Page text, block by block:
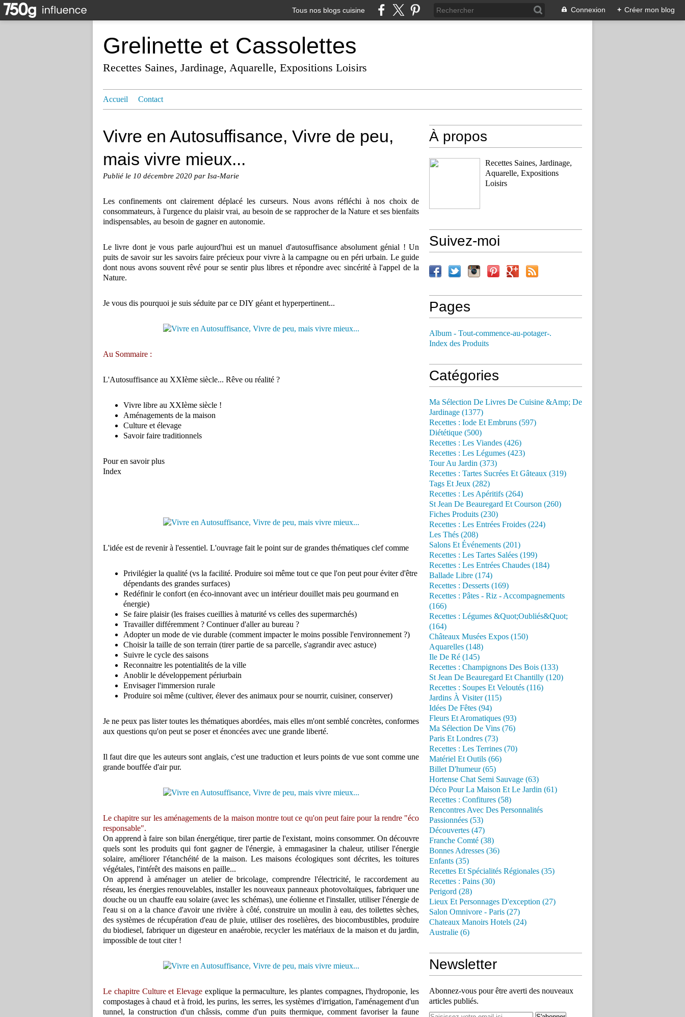
Tous nos blogs cuisine Connexion + Créer mon blog
Grelinette et Cassolettes
Recettes Saines, Jardinage, Aquarelle, Expositions Loisirs
Accueil Contact
Vivre en Autosuffisance, Vivre de peu,
mais vivre mieux...
Publié le 10 décembre 2020 par Isa-Marie
Les confinements ont clairement déplacé les curseurs. Nous avons réfléchi à nos choix de
consommateurs, à l'urgence du plaisir vrai, au besoin de se rapprocher de la Nature et ses bienfaits
indispensables, au besoin de gagner en autonomie.
Le livre dont je vous parle aujourd'hui est un manuel d'autosuffisance absolument génial ! Un
puits de savoir sur les savoirs faire précieux pour vivre à la campagne ou en péri urbain. Le guide
dont nous avons souvent rêvé pour se sentir plus libres et répondre avec sincérité à l'appel de la
Nature.
Je vous dis pourquoi je suis séduite par ce DIY géant et hyperpertinent...
Au Sommaire :
L'Autosuffisance au XXIème siècle... Rêve ou réalité ?
Vivre libre au XXIème siècle !
Aménagements de la maison
Culture et élevage
Savoir faire traditionnels
Pour en savoir plus
Index
L'idée est de revenir à l'essentiel. L'ouvrage fait le point sur de grandes thématiques clef comme
Privilégier la qualité (vs la facilité. Produire soi même tout ce que l'on peut pour éviter d'être
dépendants des grandes surfaces)
Redéfinir le confort (en éco-innovant avec un intérieur douillet mais peu gourmand en
énergie)
Se faire plaisir (les fraises cueillies à maturité vs celles des supermarchés)
Travailler différemment ? Continuer d'aller au bureau ?
Adopter un mode de vie durable (comment impacter le moins possible l'environnement ?)
Choisir la taille de son terrain (tirer partie de sa parcelle, s'agrandir avec astuce)
Suivre le cycle des saisons
Reconnaitre les potentialités de la ville
Anoblir le développement périurbain
Envisager l'immersion rurale
Produire soi même (cultiver, élever des animaux pour se nourrir, cuisiner, conserver)
Je ne peux pas lister toutes les thématiques abordées, mais elles m'ont semblé concrètes, conformes
aux questions qu'on peut se poser et énoncées avec une grande liberté.
Il faut dire que les auteurs sont anglais, c'est une traduction et leurs points de vue sont comme une
grande bouffée d'air pur.
Le chapitre sur les aménagements de la maison montre tout ce qu'on peut faire pour la rendre "éco
responsable".
On apprend à faire son bilan énergétique, tirer partie de l'existant, moins consommer. On découvre
quels sont les produits qui font gagner de l'énergie, à emmagasiner la chaleur, utiliser l'énergie
solaire, améliorer l'étanchéité de la maison. Les maisons écologiques sont décrites, les toitures
végétales, l'intérêt des maisons en paille...
On apprend à aménager un atelier de bricolage, comprendre l'électricité, le raccordement au
réseau, les énergies renouvelables, installer les nouveaux panneaux photovoltaïques, fabriquer une
douche ou un chauffe eau solaire (avec les schémas), une éolienne et l'installer, utiliser l'énergie de
l'eau si on a la chance d'avoir une rivière à côté, construire un moulin à eau, des toilettes sèches,
des systèmes de récupération d'eau de pluie, utiliser des roselières, des biocombustibles, produire
du biodiesel, fabriquer un digesteur en anaérobie, recycler les matériaux de la maison et du jardin,
impossible de tout citer !
Le chapitre Culture et Elevage explique la permaculture, les plantes compagnes, l'hydroponie, les
compostages à chaud et à froid, les purins, les serres, les systèmes d'irrigation, l'aménagement d'un
tunnel, la construction d'un châssis, comme d'un puits thermique, comment favoriser la faune
À propos
Recettes Saines, Jardinage,
Aquarelle, Expositions
Loisirs
Suivez-moi
Pages
Album - Tout-commence-au-potager-.
Index des Produits
Catégories
Ma Sélection De Livres De Cuisine &Amp; De
Jardinage (1377)
Recettes : Iode Et Embruns (597)
Diététique (500)
Recettes : Les Viandes (426)
Recettes : Les Légumes (423)
Tour Au Jardin (373)
Recettes : Tartes Sucrées Et Gâteaux (319)
Tags Et Jeux (282)
Recettes : Les Apéritifs (264)
St Jean De Beauregard Et Courson (260)
Fiches Produits (230)
Recettes : Les Entrées Froides (224)
Les Thés (208)
Salons Et Événements (201)
Recettes : Les Tartes Salées (199)
Recettes : Les Entrées Chaudes (184)
Ballade Libre (174)
Recettes : Desserts (169)
Recettes : Pâtes - Riz - Accompagnements
(166)
Recettes : Légumes &Quot;Oubliés&Quot;
(164)
Châteaux Musées Expos (150)
Aquarelles (148)
Ile De Ré (145)
Recettes : Champignons Des Bois (133)
St Jean De Beauregard Et Chantilly (120)
Recettes : Soupes Et Veloutés (116)
Jardins À Visiter (115)
Idées De Fêtes (94)
Fleurs Et Aromatiques (93)
Ma Sélection De Vins (76)
Paris Et Londres (73)
Recettes : Les Terrines (70)
Matériel Et Outils (66)
Billet D'humeur (65)
Hortense Chat Semi Sauvage (63)
Déco Pour La Maison Et Le Jardin (61)
Recettes : Confitures (58)
Rencontres Avec Des Personnalités
Passionnées (53)
Découvertes (47)
Franche Comté (38)
Bonnes Adresses (36)
Enfants (35)
Recettes Et Spécialités Régionales (35)
Recettes : Pains (30)
Perigord (28)
Lieux Et Personnages D'exception (27)
Salon Omnivore - Paris (27)
Chateaux Manoirs Hotels (24)
Australie (6)
Newsletter
Abonnez-vous pour être averti des nouveaux
articles publiés.